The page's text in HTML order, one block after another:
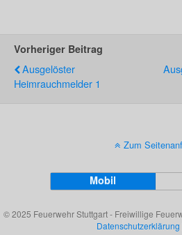
Vorheriger Beitrag
Ausgelöster
Heimrauchmelder 1
Zum
Mobil
© 2025 Feuerwehr Stuttgart - Freiwillige
Datenschutzerklärung